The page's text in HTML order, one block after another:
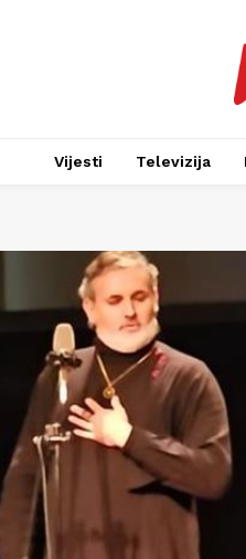
Vijesti Televizija